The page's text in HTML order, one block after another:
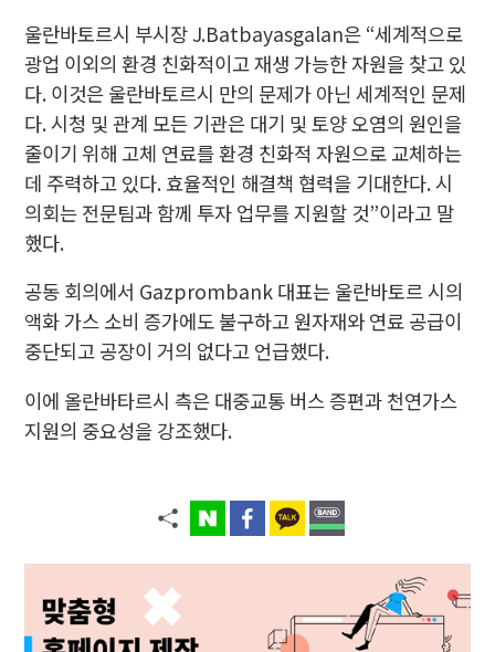
울란바토르시 부시장 J.Batbayasgalan은 “세계적으로
광업 이외의 환경 친화적이고 재생 가능한 자원을 찾고 있
다. 이것은 울란바토르시 만의 문제가 아닌 세계적인 문제
다. 시청 및 관계 모든 기관은 대기 및 토양 오염의 원인을
줄이기 위해 고체 연료를 환경 친화적 자원으로 교체하는
데 주력하고 있다. 효율적인 해결책 협력을 기대한다. 시
의회는 전문팀과 함께 투자 업무를 지원할 것”이라고 말
했다.
공동 회의에서 Gazprombank 대표는 울란바토르 시의
액화 가스 소비 증가에도 불구하고 원자재와 연료 공급이
중단되고 공장이 거의 없다고 언급했다.
이에 올란바타르시 측은 대중교통 버스 증편과 천연가스
지원의 중요성을 강조했다.